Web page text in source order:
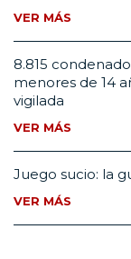
VER MÁS
8.815
menores de 14
vigilada
VER MÁS
Juego sucio: la
VER MÁS